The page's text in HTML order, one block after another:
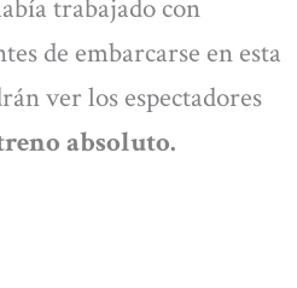
trabajado con
de embarcarse en esta
ver los espectadores
absoluto.